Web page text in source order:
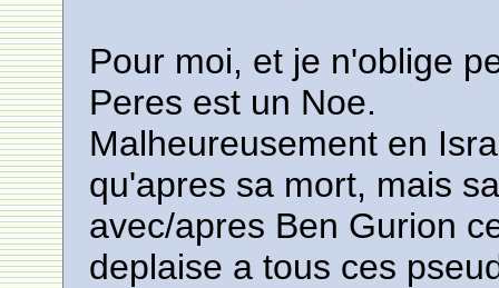
Pour moi, et je n'oblige
Peres est un Noe.
Malheureusement en
qu'apres sa mort, mais
avec/apres Ben Gurion
deplaise a tous ces